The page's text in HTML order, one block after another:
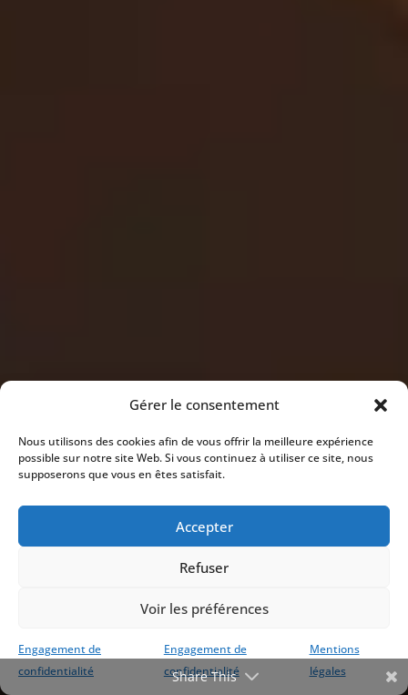
Gérer le consentement
Nous utilisons des cookies afin de vous offrir la meilleure expérience
possible sur notre site Web. Si vous continuez à utiliser ce site, nous
supposerons que vous en êtes satisfait.
Accepter
Refuser
Voir les préférences
Engagement de
confidentialité
Engagement de
confidentialité
Mentions
légales
Share This